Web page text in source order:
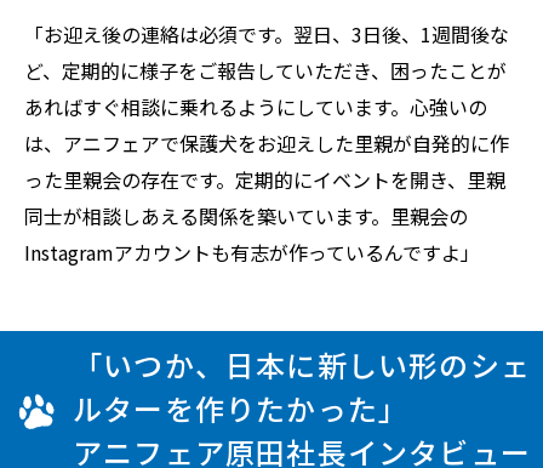
「お迎え後の連絡は必須です。翌日、3日後、1週間後な
ど、定期的に様子をご報告していただき、困ったことが
あればすぐ相談に乗れるようにしています。心強いの
は、アニフェアで保護犬をお迎えした里親が自発的に作
った里親会の存在です。定期的にイベントを開き、里親
同士が相談しあえる関係を築いています。里親会の
Instagramアカウントも有志が作っているんですよ」
「いつか、日本に新しい形のシェ
ルターを作りたかった」
アニフェア原田社長インタビュー